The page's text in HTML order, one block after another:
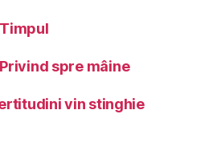
Timpul
Privind spre mâine
vin stinghie